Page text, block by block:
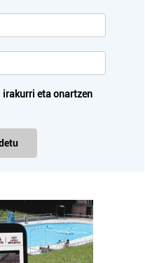
irakurri eta onartzen